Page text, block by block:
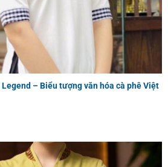
– Biểu tượng văn hóa cà phê Việt